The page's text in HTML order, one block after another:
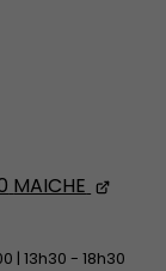
MAICHE
| 13h30 - 18h30